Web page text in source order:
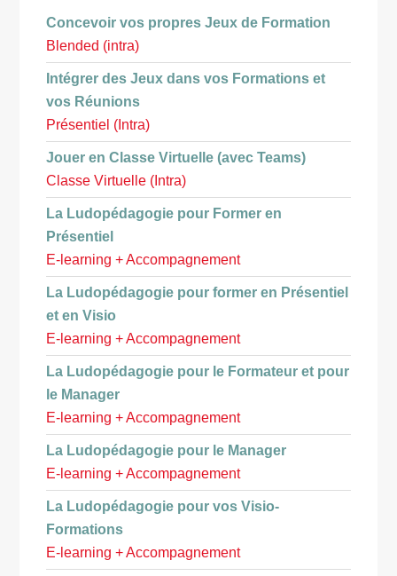
Concevoir vos propres Jeux de Formation
Blended (intra)
Intégrer des Jeux dans vos Formations et
vos Réunions
Présentiel (Intra)
Jouer en Classe Virtuelle (avec Teams)
Classe Virtuelle (Intra)
La Ludopédagogie pour Former en
Présentiel
E-learning + Accompagnement
La Ludopédagogie pour former en Présentiel
et en Visio
E-learning + Accompagnement
La Ludopédagogie pour le Formateur et pour
le Manager
E-learning + Accompagnement
La Ludopédagogie pour le Manager
E-learning + Accompagnement
La Ludopédagogie pour vos Visio-
Formations
E-learning + Accompagnement